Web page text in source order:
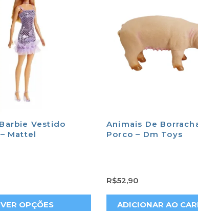
Vestido
Mattel
VER OPÇÕES
Animais De
Porco – Dm Toys
R$52,90
ADICIONAR AO